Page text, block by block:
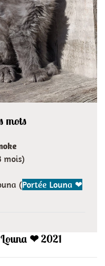
mots
mois)
(Portée Louna ❤
❤ 2021